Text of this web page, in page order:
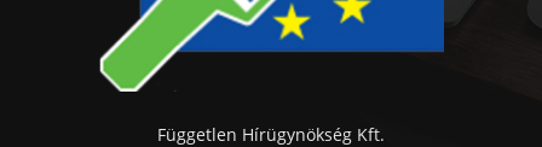
Független Hírügynökség Kft.